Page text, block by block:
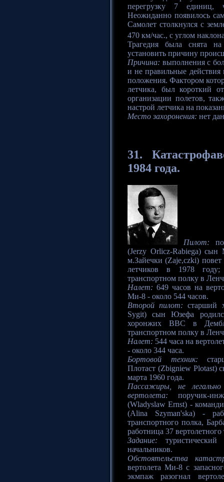
перегрузку 7 единиц,
Неожиданно появилось
Самолет столкнулся с
470 км/час., с углом
Трагедия была снята
установить причину
Причина: выполнения с
и не правильные действия
положения. Фактором
летчика, был короткий
организации полетов,
настрой летчика на
Место захоронения: нет
31. Катастрофа
1984 года.
Пилот:
(Jerzy Orlicz-Rabiega) сын
м.Зайечки (Zaje,czki)
летчиков в 1978
транспортном полку в
Налет: 649 часов на
Ми-8 - около 544 часов.
Второй пилот: старший
Sygit) сын Юзефа
хоронжих ВВС в
транспортном полку в
Налет: 544 часа на
- около 344 часа.
Бортовой техник:
Плотаст (Zbigniew Plotast)
марта 1960 года.
Пассажиры, не
вертолета: поручик-
(Wladyslaw Ernst) -
(Alina Szyman'ska) -
транспортного полка,
работница 37
Задание:
начальников.
Обстоятельства
вертолета Ми-8 с
экмпаж разогнал